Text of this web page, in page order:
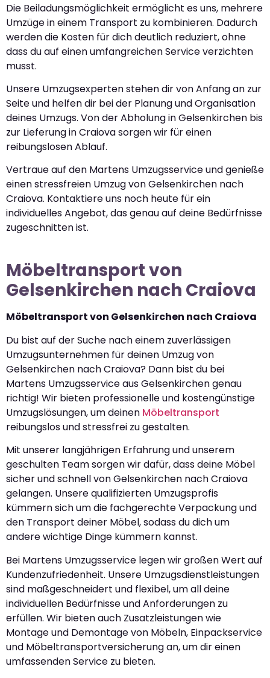
Die Beiladungsmöglichkeit ermöglicht es uns, mehrere
Umzüge in einem Transport zu kombinieren. Dadurch
werden die Kosten für dich deutlich reduziert, ohne
dass du auf einen umfangreichen Service verzichten
musst.
Unsere Umzugsexperten stehen dir von Anfang an zur
Seite und helfen dir bei der Planung und Organisation
deines Umzugs. Von der Abholung in Gelsenkirchen bis
zur Lieferung in Craiova sorgen wir für einen
reibungslosen Ablauf.
Vertraue auf den Martens Umzugsservice und genieße
einen stressfreien Umzug von Gelsenkirchen nach
Craiova. Kontaktiere uns noch heute für ein
individuelles Angebot, das genau auf deine Bedürfnisse
zugeschnitten ist.
Möbeltransport von
Gelsenkirchen nach Craiova
Möbeltransport von Gelsenkirchen nach Craiova
Du bist auf der Suche nach einem zuverlässigen
Umzugsunternehmen für deinen Umzug von
Gelsenkirchen nach Craiova? Dann bist du bei
Martens Umzugsservice aus Gelsenkirchen genau
richtig! Wir bieten professionelle und kostengünstige
Umzugslösungen, um deinen Möbeltransport
reibungslos und stressfrei zu gestalten.
Mit unserer langjährigen Erfahrung und unserem
geschulten Team sorgen wir dafür, dass deine Möbel
sicher und schnell von Gelsenkirchen nach Craiova
gelangen. Unsere qualifizierten Umzugsprofis
kümmern sich um die fachgerechte Verpackung und
den Transport deiner Möbel, sodass du dich um
andere wichtige Dinge kümmern kannst.
Bei Martens Umzugsservice legen wir großen Wert auf
Kundenzufriedenheit. Unsere Umzugsdienstleistungen
sind maßgeschneidert und flexibel, um all deine
individuellen Bedürfnisse und Anforderungen zu
erfüllen. Wir bieten auch Zusatzleistungen wie
Montage und Demontage von Möbeln, Einpackservice
und Möbeltransportversicherung an, um dir einen
umfassenden Service zu bieten.